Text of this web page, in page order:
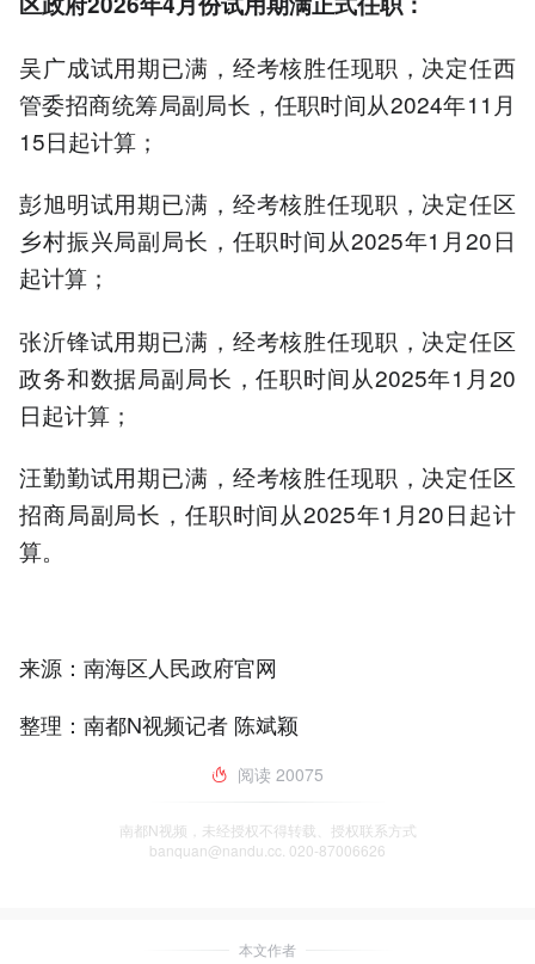
吴广成试用期已满，经考核胜任现职，决定任西
管委招商统筹局副局长，任职时间从2024年11月
15日起计算；
彭旭明试用期已满，经考核胜任现职，决定任区
乡村振兴局副局长，任职时间从2025年1月20日
起计算；
张沂锋试用期已满，经考核胜任现职，决定任区
政务和数据局副局长，任职时间从2025年1月20
日起计算；
汪勤勤试用期已满，经考核胜任现职，决定任区
招商局副局长，任职时间从2025年1月20日起计
算。
来源：南海区人民政府官网
整理：南都N视频记者 陈斌颖
阅读 20075
南都N视频，未经授权不得转载、授权联系方式
banquan@nandu.cc. 020-87006626
本文作者